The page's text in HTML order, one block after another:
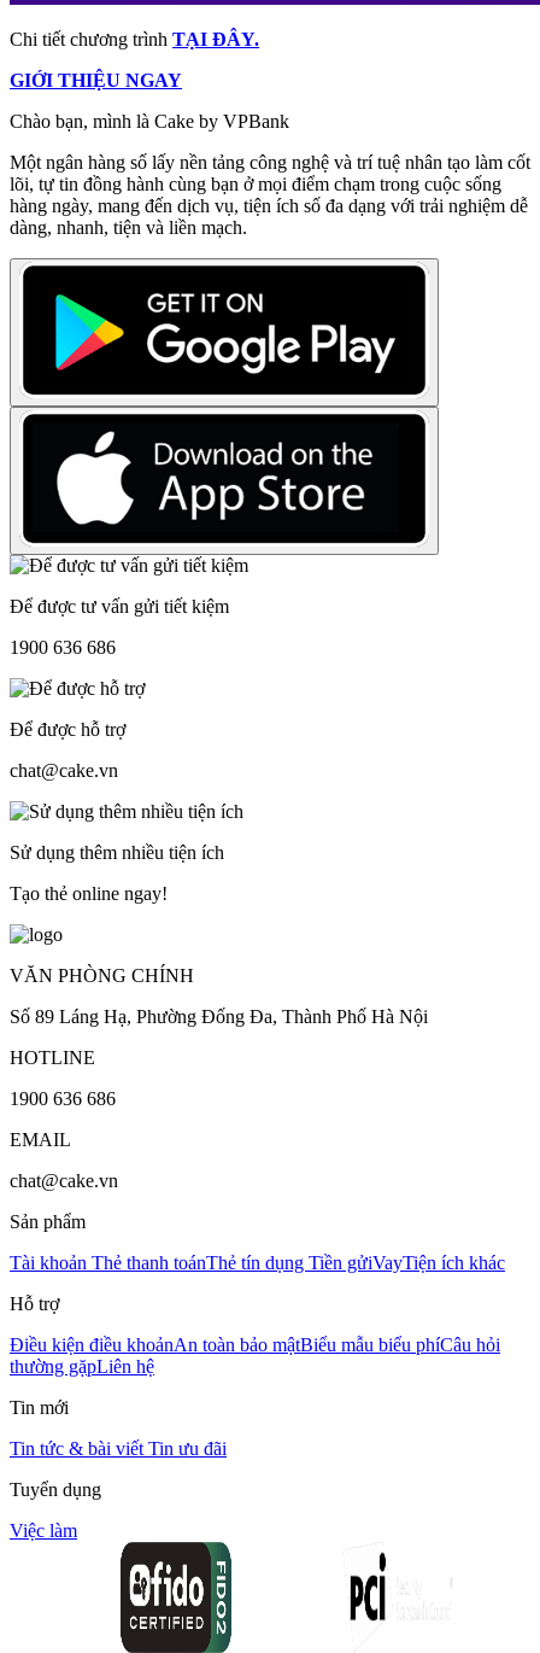
Chi tiết chương trình TẠI ĐÂY.
GIỚI THIỆU NGAY
Chào bạn, mình là Cake by VPBank
Một ngân hàng số lấy nền tảng công nghệ và trí tuệ nhân tạo làm cốt
lõi, tự tin đồng hành cùng bạn ở mọi điểm chạm trong cuộc sống
hàng ngày, mang đến dịch vụ, tiện ích số đa dạng với trải nghiệm dễ
dàng, nhanh, tiện và liền mạch.
Để được tư vấn gửi tiết kiệm
1900 636 686
Để được hỗ trợ
chat@cake.vn
Sử dụng thêm nhiều tiện ích
Tạo thẻ online ngay!
VĂN PHÒNG CHÍNH
Số 89 Láng Hạ, Phường Đống Đa, Thành Phố Hà Nội
HOTLINE
1900 636 686
EMAIL
chat@cake.vn
Sản phẩm
Tài khoản Thẻ thanh toánThẻ tín dụng Tiền gửiVayTiện ích khác
Hỗ trợ
Điều kiện điều khoảnAn toàn bảo mậtBiểu mẫu biểu phíCâu hỏi
thường gặpLiên hệ
Tin mới
Tin tức & bài viết Tin ưu đãi
Tuyển dụng
Việc làm